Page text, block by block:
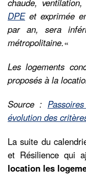
DPEet exprimée
par an, sera
métropolitaine.«
Les logements
proposés à la
Source :
évolution des
La suite du
et Résilience qui
location les